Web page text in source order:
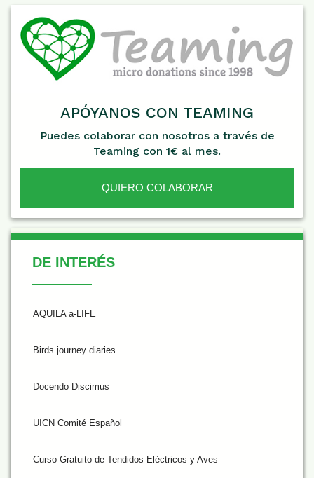
APÓYANOS CON TEAMING
Puedes colaborar con nosotros a través de
Teaming con 1€ al mes.
QUIERO COLABORAR
De Interés
DE INTERÉS
AQUILA a-LIFE
Birds journey diaries
Docendo Discimus
UICN Comité Español
Curso Gratuito de Tendidos Eléctricos y Aves